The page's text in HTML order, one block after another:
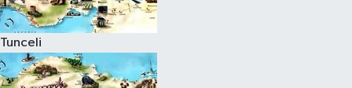
Tunceli